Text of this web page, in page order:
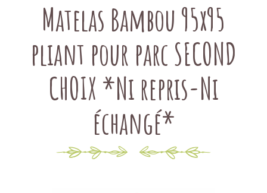
Matelas Bambou 95x95
pliant pour parc SECOND
CHOIX *Ni repris-Ni
échangé*